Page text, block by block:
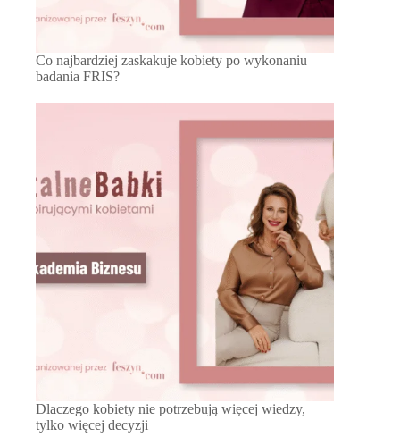
Co najbardziej zaskakuje kobiety po wykonaniu
badania FRIS?
Dlaczego kobiety nie potrzebują więcej wiedzy,
tylko więcej decyzji